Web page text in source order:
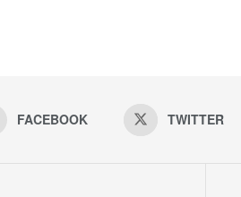
FACEBOOK TWITTER